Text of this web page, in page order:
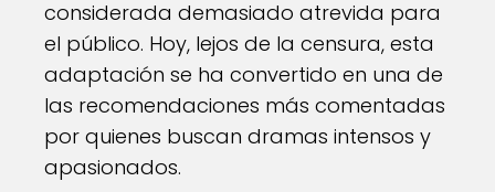
considerada demasiado atrevida para
el público. Hoy, lejos de la censura, esta
adaptación se ha convertido en una de
las recomendaciones más comentadas
por quienes buscan dramas intensos y
apasionados.